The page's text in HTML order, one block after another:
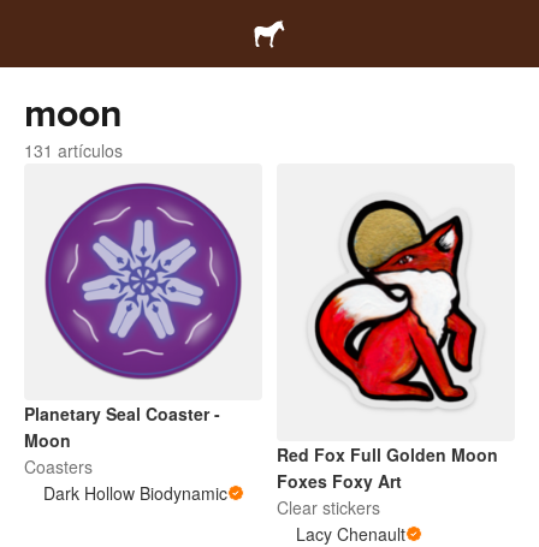
moon
131 artículos
Planetary Seal Coaster -
Moon
Coasters
Dark Hollow Biodynamic
Red Fox Full Golden Moon
Foxes Foxy Art
Clear stickers
Lacy Chenault